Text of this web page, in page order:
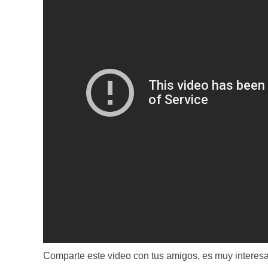
Comparte este video con tus amigos, es muy